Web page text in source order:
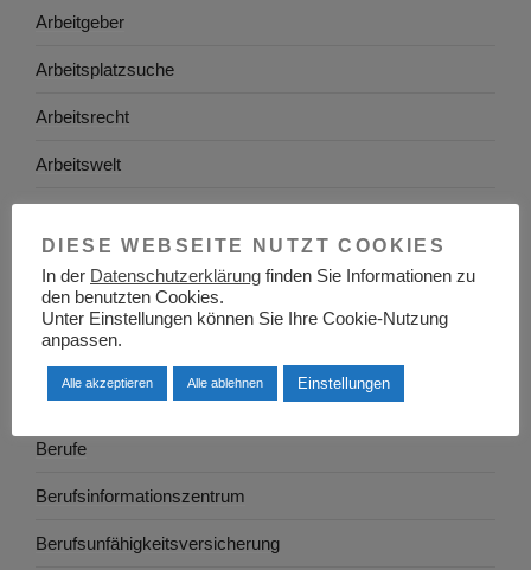
Arbeitgeber
Arbeitsplatzsuche
Arbeitsrecht
Arbeitswelt
Ausbildung
Baden-Württemberg
Bayern
Berlin
Berufe
Berufsinformationszentrum
Berufsunfähigkeitsversicherung
DIESE WEBSEITE NUTZT COOKIES
In der Datenschutzerklärung finden Sie Informationen zu
den benutzten Cookies.
Unter Einstellungen können Sie Ihre Cookie-Nutzung
anpassen.
Alle akzeptieren Alle ablehnen Einstellungen